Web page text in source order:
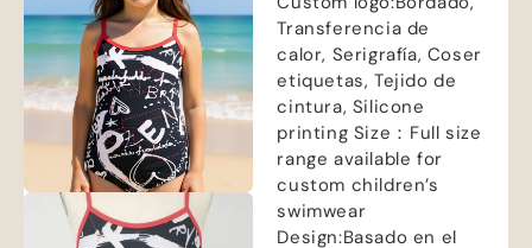
Transferencia de
calor, Serigrafía, Coser
etiquetas, Tejido de
cintura, Silicone
printing Size ： Full size
range available for
custom children’s
swimwear
Design:Basado en el